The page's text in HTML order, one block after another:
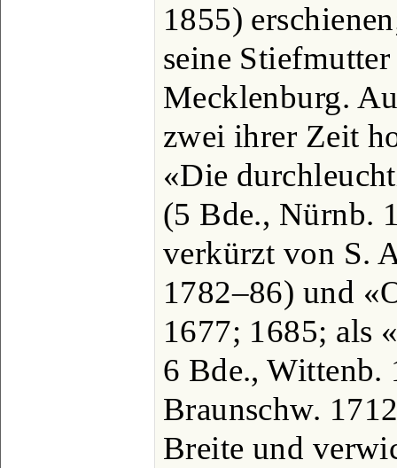
1855)
seine
Mecklenburg.
zwei ihrer Zeit
«Die
(5 Bde., Nürnb.
verkürzt von S.
1782–86) und
1677; 1685; als
6 Bde., Wittenb.
Braunschw.
Breite und